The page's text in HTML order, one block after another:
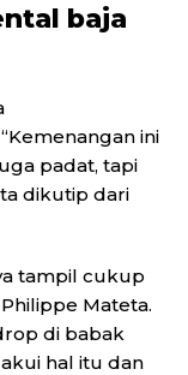
baja
ini
padat, tapi
dikutip dari
tampil cukup
Mateta.
di babak
hal itu dan